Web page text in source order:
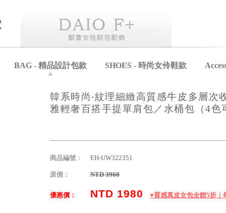
BAG - 精品設計包款 SHOES - 時尚女伶鞋款
韓系時尚‧紋理細緻高質感牛皮多層次
雅輕奢百搭手提單肩包／水桶包（4色
商品編號： EH-UW322351
原價： NTD 3960
優惠價： NTD 1980 ♥️質感真皮女包全館5折｜